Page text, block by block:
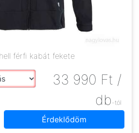
férfi kabát fekete
33 990 Ft /
db -tól
Érdeklődöm